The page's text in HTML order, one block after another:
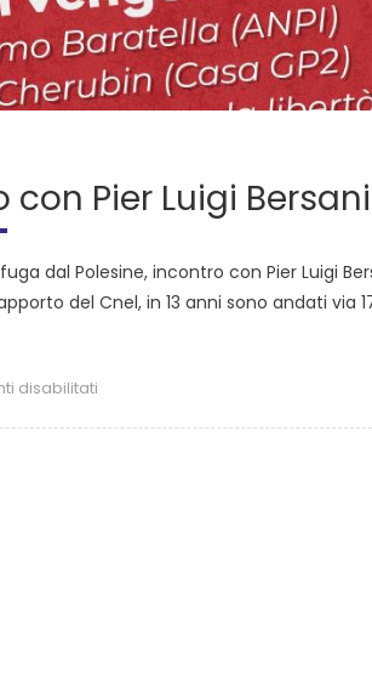
Pier Luigi Bersani
dal Polesine, incontro con Pier Luigi
del Cnel, in 13 anni sono andati via
disabilitati